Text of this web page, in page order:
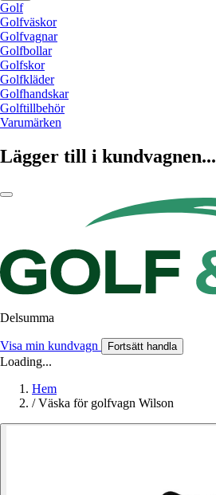
Golf
Golfväskor
Golfvagnar
Golfbollar
Golfskor
Golfkläder
Golfhandskar
Golftillbehör
Varumärken
Lägger till i kundvagnen...
Delsumma
Visa min kundvagn Fortsätt handla
Loading...
Hem
/ Väska för golfvagn Wilson